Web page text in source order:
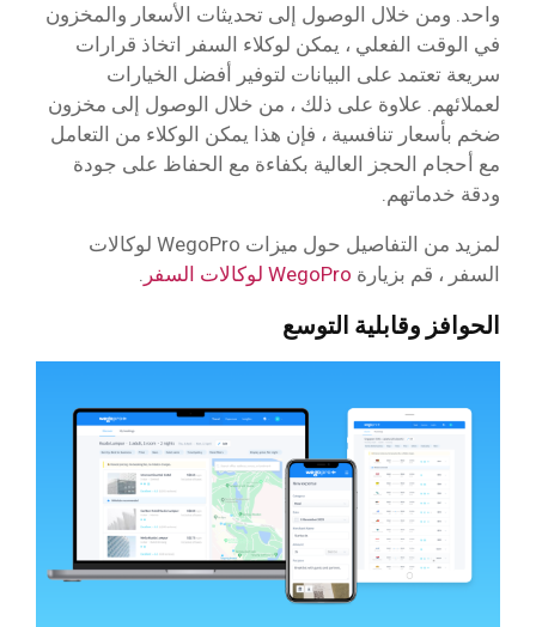
واحد. ومن خلال الوصول إلى تحديثات الأسعار والمخزون
في الوقت الفعلي ، يمكن لوكلاء السفر اتخاذ قرارات
سريعة تعتمد على البيانات لتوفير أفضل الخيارات
لعملائهم. علاوة على ذلك ، من خلال الوصول إلى مخزون
ضخم بأسعار تنافسية ، فإن هذا يمكن الوكلاء من التعامل
مع أحجام الحجز العالية بكفاءة مع الحفاظ على جودة
ودقة خدماتهم.
لمزيد من التفاصيل حول ميزات WegoPro لوكالات
السفر ، قم بزيارة
الحوافز وقابلية التوسع